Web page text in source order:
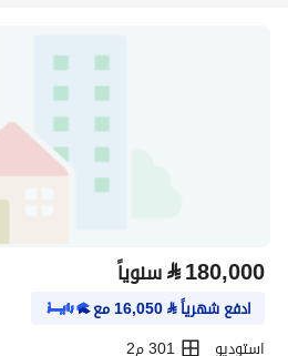
⃁180,000 سنوياً
ادفع شهرياً⃁
16,050مع
استوديو
301 م2